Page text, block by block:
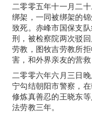
二零零五年十一月二
绑架，一同被绑架的
致死。赤峰市国保支
刑，被检察院两次驳
劳教，图牧吉劳教所
害，和外界亲友的营救
二零零六年六月三日
宁勾结朝阳市警察，
修炼真善忍的王晓东
法劳教三年。